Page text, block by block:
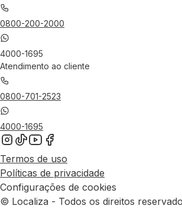
0800-200-2000
4000-1695
Atendimento ao cliente
0800-701-2523
4000-1695
Termos de uso
Políticas de privacidade
Configurações de cookies
© Localiza - Todos os direitos